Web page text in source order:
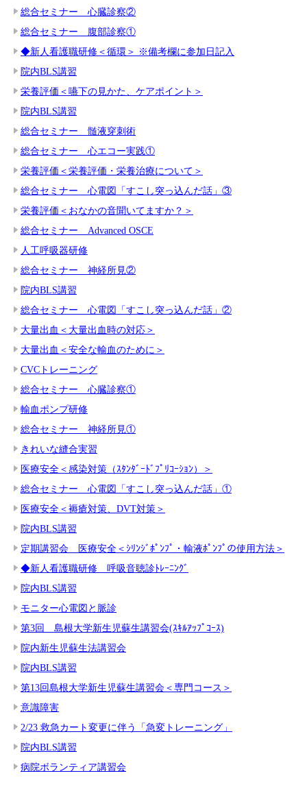
総合セミナー 心臓診察②
総合セミナー 腹部診察①
◆新人看護職研修＜循環＞ ※備考欄に参加日記入
院内BLS講習
栄養評価＜嚥下の見かた、ケアポイント＞
院内BLS講習
総合セミナー 髄液穿刺術
総合セミナー 心エコー実践①
栄養評価＜栄養評価・栄養治療について＞
総合セミナー 心電図「すこし突っ込んだ話」③
栄養評価＜おなかの音聞いてますか？＞
総合セミナー Advanced OSCE
人工呼吸器研修
総合セミナー 神経所見②
院内BLS講習
総合セミナー 心電図「すこし突っ込んだ話」②
大量出血＜大量出血時の対応＞
大量出血＜安全な輸血のために＞
CVCトレーニング
総合セミナー 心臓診察①
輸血ポンプ研修
総合セミナー 神経所見①
きれいな縫合実習
医療安全＜感染対策（ｽﾀﾝﾀﾞｰﾄﾞﾌﾟﾘｺｰｼｮﾝ）＞
総合セミナー 心電図「すこし突っ込んだ話」①
医療安全＜褥瘡対策、DVT対策＞
院内BLS講習
定期講習会 医療安全＜ｼﾘﾝｼﾞﾎﾟﾝﾌﾟ・輸液ﾎﾟﾝﾌﾟの使用方法＞
◆新人看護職研修 呼吸音聴診ﾄﾚｰﾆﾝｸﾞ
院内BLS講習
モニター心電図と脈診
第3回 島根大学新生児蘇生講習会(ｽｷﾙｱｯﾌﾟｺｰｽ)
院内新生児蘇生法講習会
院内BLS講習
第13回島根大学新生児蘇生講習会＜専門コース＞
意識障害
2/23 救急カート変更に伴う「急変トレーニング」
院内BLS講習
病院ボランティア講習会